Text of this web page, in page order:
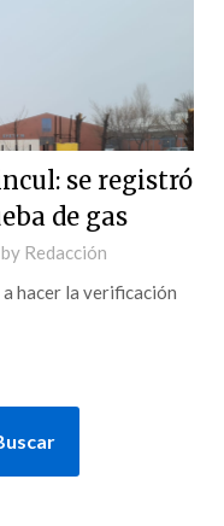
se registró
de gas
by Redacción
a hacer la verificación